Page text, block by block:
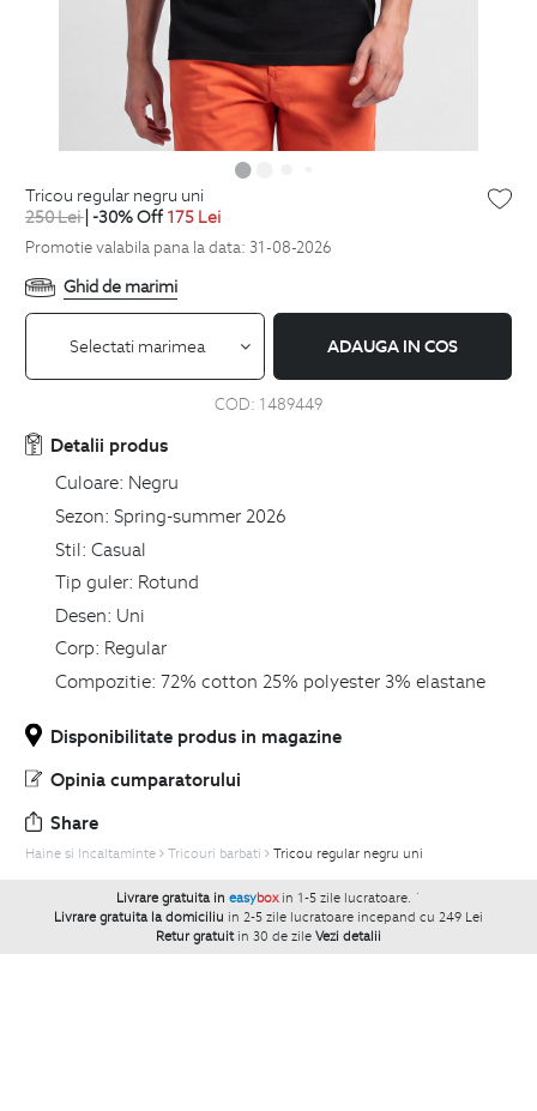
tricou regular negru uni
250Lei| -30% Off 175 Lei
Promotie valabila pana la data: 31-08-2026
Ghid de marimi
Selectati marimea ADAUGA IN COS
COD: 1489449
Detalii produs
Culoare: Negru
Sezon: Spring-summer 2026
Stil: Casual
Tip guler: Rotund
Desen: Uni
Corp: Regular
Compozitie: 72% cotton 25% polyester 3% elastane
Disponibilitate produs in magazine
Opinia cumparatorului
Share
Haine si Incaltaminte Tricouri barbati Tricou regular negru uni
Livrare gratuita in easybox in 1-5 zile lucratoare. `
Livrare gratuita la domiciliu in 2-5 zile lucratoare incepand cu 249 Lei
Retur gratuit in 30 de zile Vezi detalii